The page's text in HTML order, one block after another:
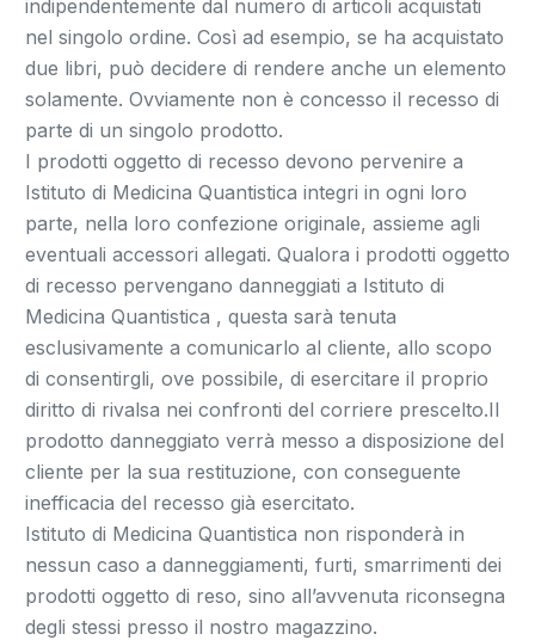
indipendentemente dal numero di articoli acquistati
nel singolo ordine. Così ad esempio, se ha acquistato
due libri, può decidere di rendere anche un elemento
solamente. Ovviamente non è concesso il recesso di
parte di un singolo prodotto.
I prodotti oggetto di recesso devono pervenire a
Istituto di Medicina Quantistica integri in ogni loro
parte, nella loro confezione originale, assieme agli
eventuali accessori allegati. Qualora i prodotti oggetto
di recesso pervengano danneggiati a Istituto di
Medicina Quantistica , questa sarà tenuta
esclusivamente a comunicarlo al cliente, allo scopo
di consentirgli, ove possibile, di esercitare il proprio
diritto di rivalsa nei confronti del corriere prescelto.Il
prodotto danneggiato verrà messo a disposizione del
cliente per la sua restituzione, con conseguente
inefficacia del recesso già esercitato.
Istituto di Medicina Quantistica non risponderà in
nessun caso a danneggiamenti, furti, smarrimenti dei
prodotti oggetto di reso, sino all’avvenuta riconsegna
degli stessi presso il nostro magazzino.